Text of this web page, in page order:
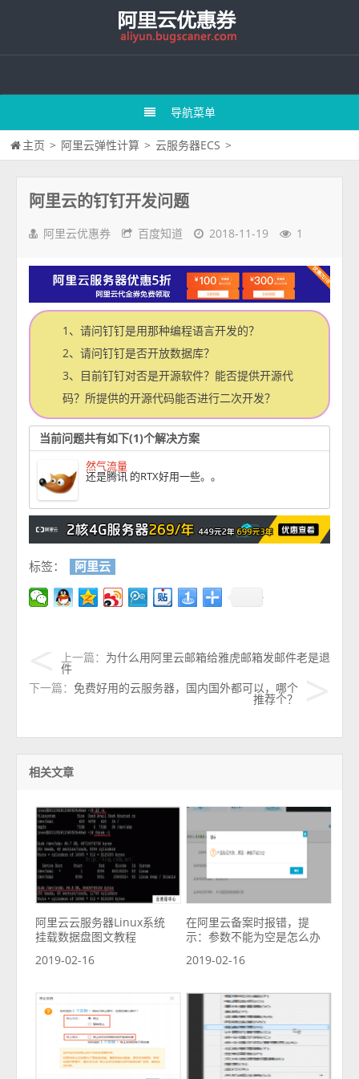
导航菜单
主页 > 阿里云弹性计算 > 云服务器ECS >
阿里云的钉钉开发问题
阿里云优惠券 百度知道 2018-11-19 1
1、请问钉钉是用那种编程语言开发的？
2、请问钉钉是否开放数据库？
3、目前钉钉对否是开源软件？能否提供开源代
码？所提供的开源代码能否进行二次开发？
当前问题共有如下(1)个解决方案
然气流量
还是腾讯 的RTX好用一些。。
标签： 阿里云
上一篇： 为什么用阿里云邮箱给雅虎邮箱发邮件老是退
件
下一篇： 免费好用的云服务器，国内国外都可以，哪个
推荐个？
相关文章
阿里云云服务器Linux系统
挂载数据盘图文教程
2019-02-16
在阿里云备案时报错，提
示：参数不能为空是怎么办
2019-02-16